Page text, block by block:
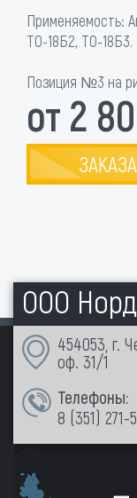
Применяемость:
ТО-18Б2, ТО-18Б3.
Позиция №3 на
от 2
ООО
454053, г.
оф. 31/1
Телефоны:
8 (351) 271-